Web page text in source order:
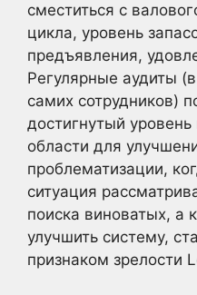
сместиться с
цикла, уровень
предъявления,
Регулярные аудиты
самих сотрудников)
достигнутый
области для
проблематизации,
ситуация
поиска виноватых, а
улучшить систему,
признаком зрелости